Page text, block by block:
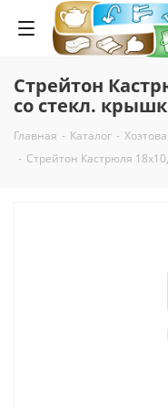
Стрейтон
со стекл.
Главная - Каталог -
- Стрейтон Кастрюля